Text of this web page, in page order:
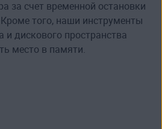
за счет временной остановки
того, наши инструменты
и дискового пространства
место в памяти.